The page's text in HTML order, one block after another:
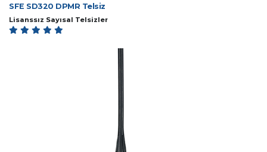
SFE SD320 DPMR Telsiz
Lisanssız Sayısal Telsizler